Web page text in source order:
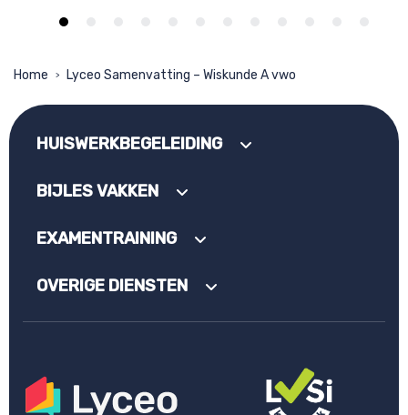
Home > Lyceo Samenvatting – Wiskunde A vwo
HUISWERKBEGELEIDING
BIJLES VAKKEN
EXAMENTRAINING
OVERIGE DIENSTEN